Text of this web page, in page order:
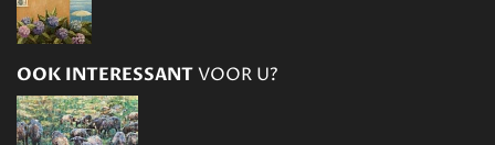
OOK INTERESSANTVOOR U?